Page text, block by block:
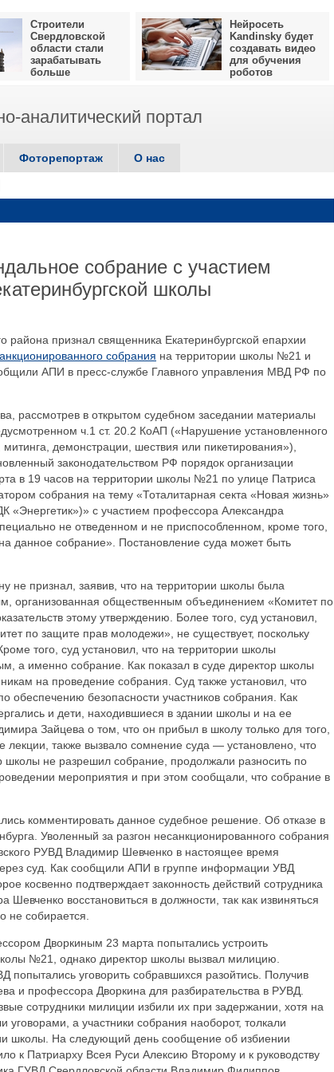
Строители
Свердловской
области стали
зарабатывать
больше
Нейросеть
Kandinsky будет
создавать видео
для обучения
роботов
аналитический портал
Фоторепортаж О нас
собрание с участием
школы
района признал священника Екатеринбургской епархии
собрания на территории школы №21 и
АПИ в пресс-службе Главного управления МВД РФ по
рассмотрев в открытом судебном заседании материалы
ч.1 ст. 20.2 КоАП («Нарушение установленного
демонстрации, шествия или пикетирования»),
законодательством РФ порядок организации
в 19 часов на территории школы №21 по улице Патриса
собрания на тему «Тоталитарная секта «Новая жизнь»
«Энергетик»)» с участием профессора Александра
не отведенном и не приспособленном, кроме того,
данное собрание». Постановление суда может быть
не признал, заявив, что на территории школы была
организованная общественным объединением «Комитет по
этому утверждению. Более того, суд установил,
по защите прав молодежи», не существует, поскольку
того, суд установил, что на территории школы
а именно собрание. Как показал в суде директор школы
на проведение собрания. Суд также установил, что
обеспечению безопасности участников собрания. Как
и дети, находившиеся в здании школы и на ее
Зайцева о том, что он прибыл в школу только для того,
лекции, также вызвало сомнение суда — установлено, что
школы не разрешил собрание, продолжали разносить по
мероприятия и при этом сообщали, что собрание в
комментировать данное судебное решение. Об отказе в
Уволенный за разгон несанкционированного собрания
РУВД Владимир Шевченко в настоящее время
суд. Как сообщили АПИ в группе информации УВД
косвенно подтверждает законность действий сотрудника
восстановиться в должности, так как извиняться
не собирается.
Дворкиным 23 марта попытались устроить
№21, однако директор школы вызвал милицию.
попытались уговорить собравшихся разойтись. Получив
и профессора Дворкина для разбирательства в РУВД.
сотрудники милиции избили их при задержании, хотя на
а участники собрания наоборот, толкали
школы. На следующий день сообщение об избиении
к Патриарху Всея Руси Алексию Второму и к руководству